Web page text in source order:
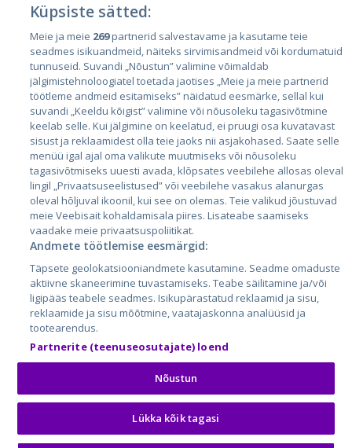
Страны
Эстония
Латвия
Литва
City24.lv
City24.ee
GetaPro.lv
GetaPro.ee
Skelbiu.lt
Autoplius.lt
Aruodas.lt
CVbankas.lt
Kainos.lt
Paslaugos.lt
auto24.ee
Osta.ee
KuldneBörs.ee
Küpsiste sätted:
Meie ja meie 269partnerid salvestavame ja kasutame teie
seadmes isikuandmeid, näiteks sirvimisandmeid või kordumatuid
tunnuseid. Suvandi „Nõustun” valimine võimaldab
jälgimistehnoloogiatel toetada jaotises „Meie ja meie partnerid
töötleme andmeid esitamiseks” näidatud eesmärke, sellal kui
suvandi „Keeldu kõigist” valimine või nõusoleku tagasivõtmine
keelab selle. Kui jälgimine on keelatud, ei pruugi osa kuvatavast
sisust ja reklaamidest olla teie jaoks nii asjakohased. Saate selle
menüü igal ajal oma valikute muutmiseks või nõusoleku
tagasivõtmiseks uuesti avada, klõpsates veebilehe allosas oleval
lingil „Privaatsuseelistused” või veebilehe vasakus alanurgas
oleval hõljuval ikoonil, kui see on olemas. Teie valikud jõustuvad
meie Veebisait kohaldamisala piires. Lisateabe saamiseks
vaadake meie privaatsuspoliitikat.
Andmete töötlemise eesmärgid:
Täpsete geolokatsiooniandmete kasutamine. Seadme omaduste
aktiivne skaneerimine tuvastamiseks. Teabe säilitamine ja/või
ligipääs teabele seadmes. Isikupärastatud reklaamid ja sisu,
reklaamide ja sisu mõõtmine, vaatajaskonna analüüsid ja
tootearendus.
Partnerite (teenuseosutajate) loend
Nõustun
Lükka kõik tagasi